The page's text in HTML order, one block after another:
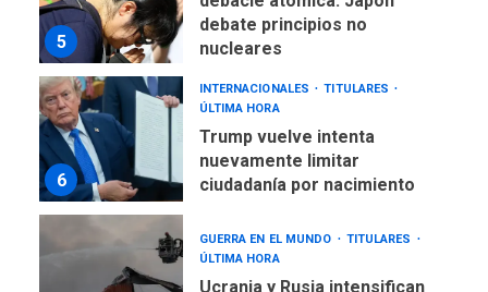
5
debate principios no
nucleares
6
INTERNACIONALES
TITULARES
ÚLTIMA HORA
Trump vuelve intenta
nuevamente limitar
ciudadanía por nacimiento
GUERRA EN EL MUNDO
TITULARES
ÚLTIMA HORA
Ucrania y Rusia intensifican